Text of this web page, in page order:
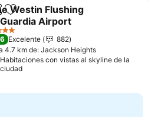
Agregar a favoritos
Westin Flushing
Airport
precios
Excelente
882
4.7 km de: Jackson Heights
Habitaciones con vistas al skyline de la
ciudad